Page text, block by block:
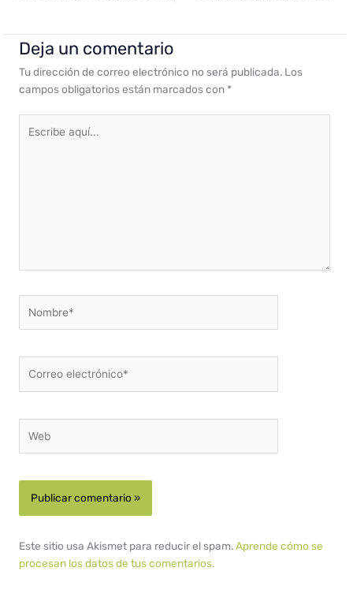
Deja un comentario
Tu dirección de correo electrónico no será publicada. Los
campos obligatorios están marcados con *
aquí...
electrónico*
Este sitio usa Akismet para reducir el spam.Aprende cómo se
procesan los datos de tus comentarios.